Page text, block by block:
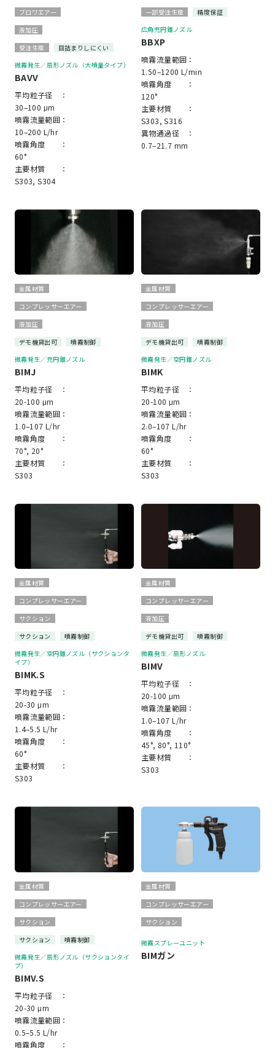
ブロワエアー
液加圧
受注生産
目詰まりしにくい
微霧発生／扇形ノズル（大噴量タイプ）
BAVV
平均粒子径 ：
30–100 μm
噴霧流量範囲：
10–200 L/hr
噴霧角度 ：
60°
主要材質 ：
S303, S304
一部受注生産
精度保証
広角充円錐ノズル
BBXP
噴霧流量範囲：
1.50–1200 L/min
噴霧角度 ：
120°
主要材質 ：
S303, S316
異物通過径 ：
0.7–21.7 mm
金属材質
コンプレッサーエアー
液加圧
デモ機貸出可
噴霧制御
微霧発生／充円錐ノズル
BIMJ
平均粒子径 ：
20-100 μm
噴霧流量範囲：
1.0–107 L/hr
噴霧角度 ：
70°, 20°
主要材質 ：
S303
金属材質
コンプレッサーエアー
液加圧
デモ機貸出可
噴霧制御
微霧発生／空円錐ノズル
BIMK
平均粒子径 ：
20-100 μm
噴霧流量範囲：
2.0–107 L/hr
噴霧角度 ：
60°
主要材質 ：
S303
金属材質
コンプレッサーエアー
サクション
サクション
噴霧制御
微霧発生／空円錐ノズル（サクションタ
イプ）
BIMK.S
平均粒子径 ：
20-30 μm
噴霧流量範囲：
1.4–5.5 L/hr
噴霧角度 ：
60°
主要材質 ：
S303
金属材質
コンプレッサーエアー
液加圧
デモ機貸出可
噴霧制御
微霧発生／扇形ノズル
BIMV
平均粒子径 ：
20-100 μm
噴霧流量範囲：
1.0–107 L/hr
噴霧角度 ：
45°, 80°, 110°
主要材質 ：
S303
金属材質
コンプレッサーエアー
サクション
サクション
噴霧制御
微霧発生／扇形ノズル（サクションタイ
プ）
BIMV.S
平均粒子径 ：
20-30 μm
噴霧流量範囲：
0.5–5.5 L/hr
噴霧角度 ：
金属材質
コンプレッサーエアー
サクション
微霧スプレーユニット
BIMガン